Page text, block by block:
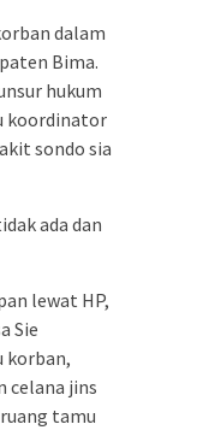
dalam
Bima.
hukum
koordinator
sondo sia
ada dan
lewat HP,
Sie
korban,
celana jins
tamu